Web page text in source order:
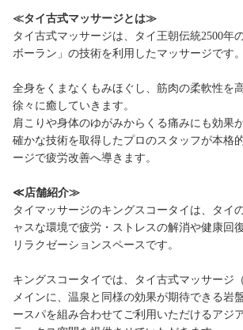
≪タイ古式マッサージとは≫
タイ古式マッサージは、タイ王朝伝統2500年
ボーラン」の技術を利用したマッサージです。
全身をくまなくもみほぐし、筋肉の柔軟性を
徐々に癒していきます。
肩こりや身体のゆがみからくる痛みにも効果
確かな技術を取得したプロのスタッフが本格
ージで疲労改善へ導きます。
≪店舗紹介≫
タイマッサージのキングスコータイは、タイ
ャスな環境で疲労・ストレスの解消や健康回
リラクゼーションスペースです。
キングスコータイでは、タイ古式マッサージ
メインに、温泉と同様の効果が期待できる岩
ースパを組み合わせてご利用いただけるアジ